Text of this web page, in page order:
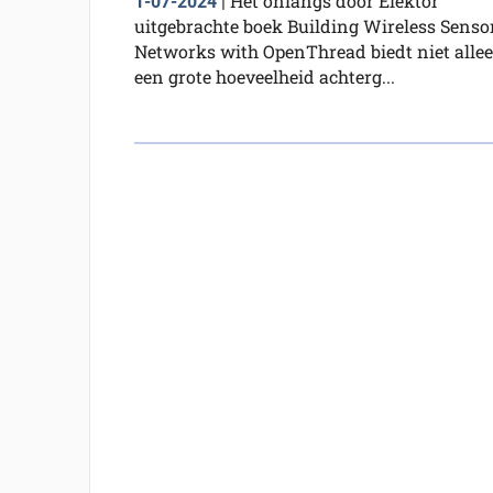
uitgebrachte boek Building Wireless
Networks with OpenThread biedt niet
een grote hoeveelheid achterg...